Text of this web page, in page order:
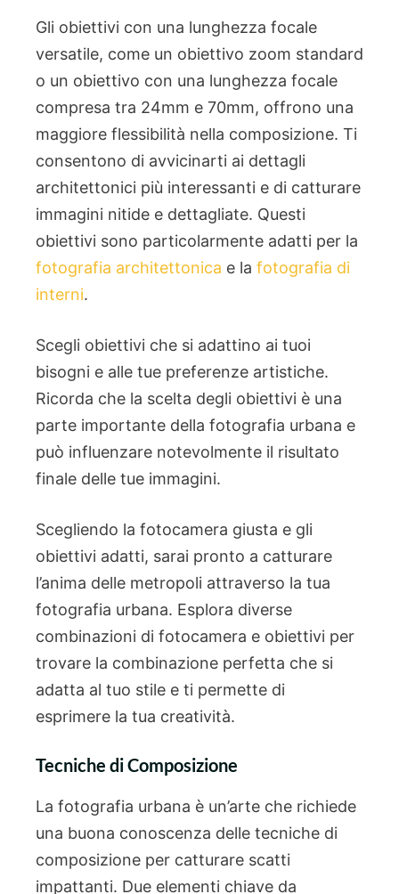
Gli obiettivi con una lunghezza focale
versatile, come un obiettivo zoom standard
o un obiettivo con una lunghezza focale
compresa tra 24mm e 70mm, offrono una
maggiore flessibilità nella composizione. Ti
consentono di avvicinarti ai dettagli
architettonici più interessanti e di catturare
immagini nitide e dettagliate. Questi
obiettivi sono particolarmente adatti per la
fotografia architettonica e la fotografia di
interni.
Scegli obiettivi che si adattino ai tuoi
bisogni e alle tue preferenze artistiche.
Ricorda che la scelta degli obiettivi è una
parte importante della fotografia urbana e
può influenzare notevolmente il risultato
finale delle tue immagini.
Scegliendo la fotocamera giusta e gli
obiettivi adatti, sarai pronto a catturare
l’anima delle metropoli attraverso la tua
fotografia urbana. Esplora diverse
combinazioni di fotocamera e obiettivi per
trovare la combinazione perfetta che si
adatta al tuo stile e ti permette di
esprimere la tua creatività.
Tecniche di Composizione
La fotografia urbana è un’arte che richiede
una buona conoscenza delle tecniche di
composizione per catturare scatti
impattanti. Due elementi chiave da